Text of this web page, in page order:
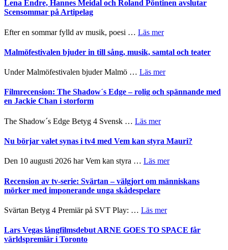
Delvis
vidsträckta
mycket
Lena Endre, Hannes Meidal och Roland Pöntinen avslutar
Scensommar på Artipelag
Efter en sommar fylld av musik, poesi … Läs merom
Endre,
och
Pöntinen
Malmöfestivalen bjuder in till sång, musik, samtal och teater
Under Malmöfestivalen bjuder Malmö … Läs merom
bjuder
in
och
Filmrecension: The Shadow´s Edge – rolig och spännande med
en Jackie Chan i storform
The Shadow´s Edge Betyg 4 Svensk … Läs merom
The
Edge
rolig
med
Jackie
Nu börjar valet synas i tv4 med Vem kan styra Mauri?
Den 10 augusti 2026 har Vem kan styra … Läs merom
börjar
valet
Vem
Recension av tv-serie: Svärtan – välgjort om människans
mörker med imponerande unga skådespelare
Svärtan Betyg 4 Premiär på SVT Play: … Läs merom
av
Lars Vegas långfilmsdebut ARNE GOES TO SPACE får
världspremiär i Toronto